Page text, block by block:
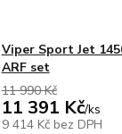
Viper Sport Jet
ARF set
11 990 Kč
11 391 Kč/ks
9 414 Kč bez DPH